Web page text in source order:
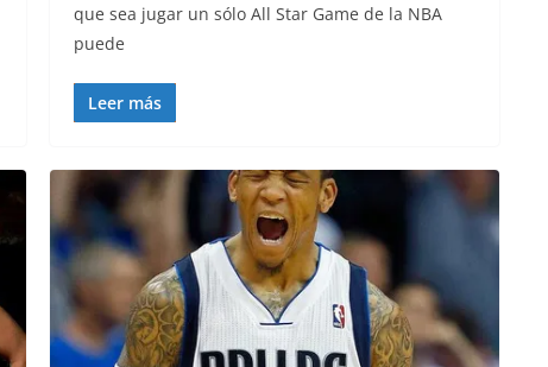
que sea jugar un sólo All Star Game de la NBA
puede
Leer más